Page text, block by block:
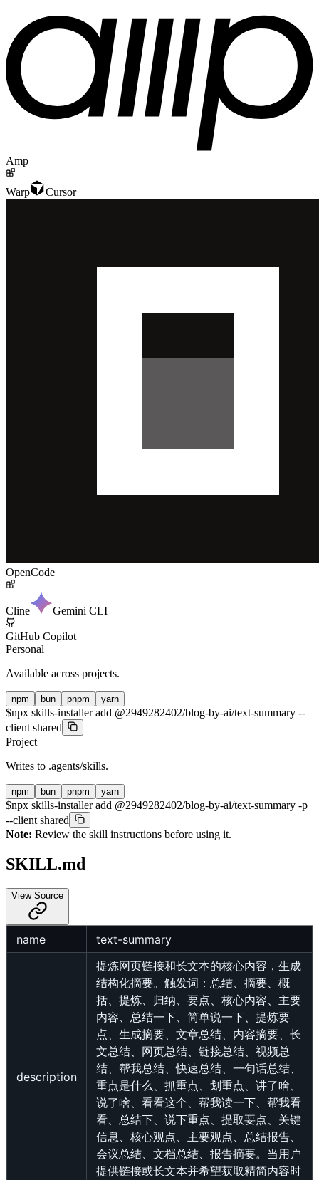
Amp
Warp Cursor
OpenCode
Cline Gemini CLI
GitHub Copilot
Personal
Available across projects.
npm bun pnpm yarn
$npx skills-installer add @2949282402/blog-by-ai/text-summary --
client shared
Project
Writes to .agents/skills.
npm bun pnpm yarn
$npx skills-installer add @2949282402/blog-by-ai/text-summary -p
--client shared
Note: Review the skill instructions before using it.
SKILL.md
View Source
name text-summary
description
提炼网页链接和长文本的核心内容，生成
结构化摘要。触发词：总结、摘要、概
括、提炼、归纳、要点、核心内容、主要
内容、总结一下、简单说一下、提炼要
点、生成摘要、文章总结、内容摘要、长
文总结、网页总结、链接总结、视频总
结、帮我总结、快速总结、一句话总结、
重点是什么、抓重点、划重点、讲了啥、
说了啥、看看这个、帮我读一下、帮我看
看、总结下、说下重点、提取要点、关键
信息、核心观点、主要观点、总结报告、
会议总结、文档总结、报告摘要。当用户
提供链接或长文本并希望获取精简内容时